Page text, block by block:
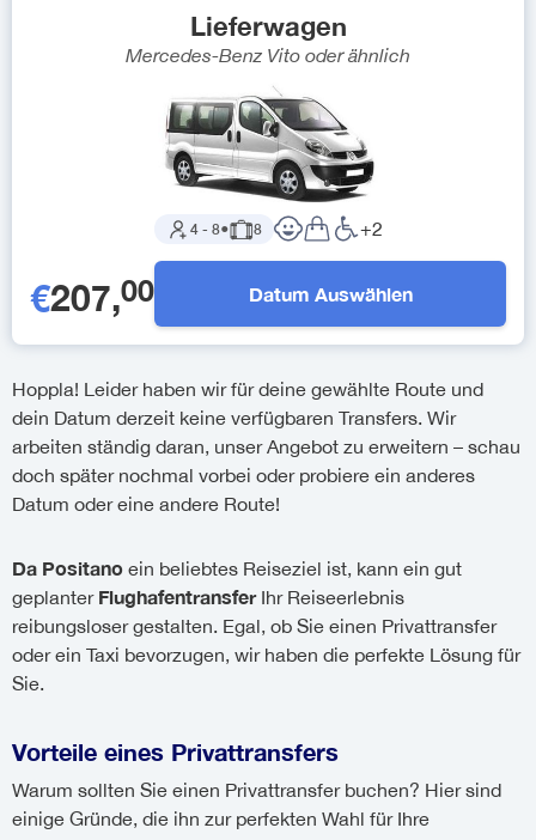
Lieferwagen
Mercedes-Benz Vito oder ähnlich
4- 8● 8 +2
€207,00 Datum Auswählen
Hoppla! Leider haben wir für deine gewählte Route und
dein Datum derzeit keine verfügbaren Transfers. Wir
arbeiten ständig daran, unser Angebot zu erweitern – schau
doch später nochmal vorbei oder probiere ein anderes
Datum oder eine andere Route!
Da Positano ein beliebtes Reiseziel ist, kann ein gut
geplanter FlughafentransferIhr Reiseerlebnis
reibungsloser gestalten. Egal, ob Sie einen Privattransfer
oder ein Taxi bevorzugen, wir haben die perfekte Lösung für
Sie.
Vorteile eines Privattransfers
Warum sollten Sie einen Privattransfer buchen? Hier sind
einige Gründe, die ihn zur perfekten Wahl für Ihre